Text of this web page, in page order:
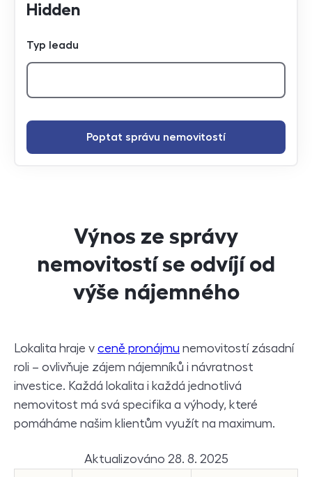
Hidden
Typ leadu
Poptat správu nemovitostí
Výnos ze správy
nemovitostí se odvíjí od
výše nájemného
Lokalita hraje v ceně pronájmu nemovitostí zásadní
roli – ovlivňuje zájem nájemníků i návratnost
investice. Každá lokalita i každá jednotlivá
nemovitost má svá specifika a výhody, které
pomáháme našim klientům využít na maximum.
Aktualizováno 28. 8. 2025